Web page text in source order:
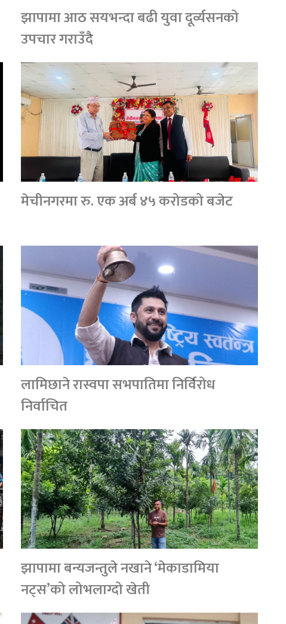
झापामा आठ सयभन्दा बढी युवा दूर्व्यसनको
उपचार गराउँदै
मेचीनगरमा रु. एक अर्ब ४५ करोडको बजेट
लामिछाने रास्वपा सभपातिमा निर्विरोध
निर्वाचित
झापामा बन्यजन्तुले नखाने ‘मेकाडामिया
नट्स’को लोभलाग्दो खेती